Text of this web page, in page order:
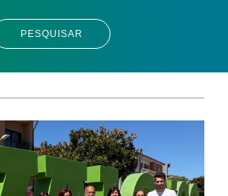
PESQUISAR